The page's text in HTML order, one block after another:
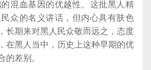
混血基因的优越性。这批黑人精
众的名义讲话，但内心具有肤色
长期来对黑人民众敬而远之，态度
在黑人当中，历史上这种早期的优
的差别。